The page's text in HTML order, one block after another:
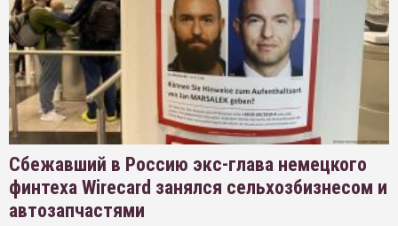
Сбежавший в Россию экс-глава немецкого
финтеха Wirecard занялся сельхозбизнесом и
автозапчастями